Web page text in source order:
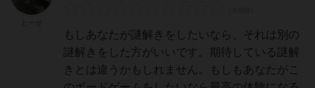
もしあなたが謎解きをしたいなら、それは別の
謎解きをした方がいいです。期待している謎解
きとは違うかもしれません。もしもあなたがこ